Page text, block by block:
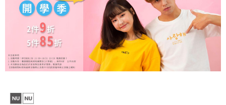
[Arahan Pembayaran]
Pembayaran ansuran melalui OP Pay Later akan dibilkan secara
berasingan dan tidak termasuk dalam bil telekom anda. SMS peringatan
pembayaran akan dihantar selepas kitaran bil bulanan.
Selepas mengakses bil melalui pautan dalam SMS, anda boleh
JKOPay, atau iPASS MONEY.
sehingga 45 hari.
Tempoh pembayaran dikira dari masa kedai meminta pembayaran anda,
ditambah dengan bilangan hari yang boleh dilanjutkan oleh AFTEE. Anda
boleh melanjutkan tempoh pembayaran anda sebelum anda menerima
pesanan. Walau bagaimanapun, tiada jaminan bahawa anda boleh
menerima pesanan anda semasa tempoh pembayaran (cth.: produk
prapesanan atau produk yang mungkin mengambil masa yang lebih
Kedua, Sekatan Pembayaran
NT$899 atau lebih
付款後7-11取貨
NT$60/pesanan | Penghantaran percuma untuk pesanan
NT$899 atau lebih
宅配
NT$899 atau lebih